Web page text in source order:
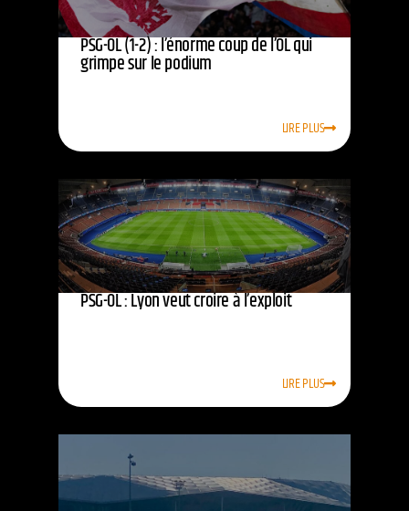
PSG-OL (1-2) : l’énorme coup de l’OL qui
grimpe sur le podium
LIRE PLUS
PSG-OL : Lyon veut croire à l’exploit
LIRE PLUS